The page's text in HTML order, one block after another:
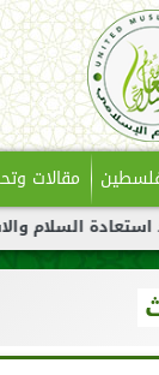
مقالات
في